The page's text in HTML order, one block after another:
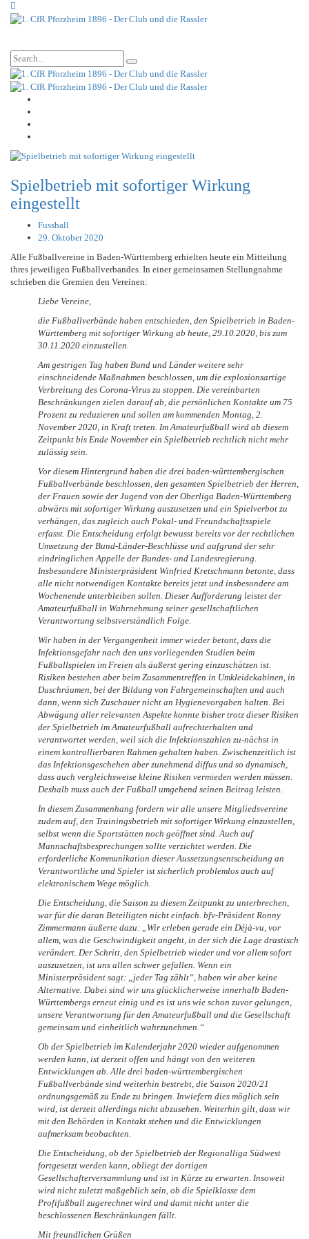
Spielbetrieb mit sofortiger Wirkung
eingestellt
Fussball
29. Oktober 2020
Alle Fußballvereine in Baden-Württemberg erhielten heute ein Mitteilung
ihres jeweiligen Fußballverbandes. In einer gemeinsamen Stellungnahme
schrieben die Gremien den Vereinen:
Liebe Vereine,
die Fußballverbände haben entschieden, den Spielbetrieb in Baden-
Württemberg mit sofortiger Wirkung ab heute, 29.10.2020, bis zum
30.11.2020 einzustellen.
Am gestrigen Tag haben Bund und Länder weitere sehr
einschneidende Maßnahmen beschlossen, um die explosionsartige
Verbreitung des Corona-Virus zu stoppen. Die vereinbarten
Beschränkungen zielen darauf ab, die persönlichen Kontakte um 75
Prozent zu reduzieren und sollen am kommenden Montag, 2.
November 2020, in Kraft treten. Im Amateurfußball wird ab diesem
Zeitpunkt bis Ende November ein Spielbetrieb rechtlich nicht mehr
zulässig sein.
Vor diesem Hintergrund haben die drei baden-württembergischen
Fußballverbände beschlossen, den gesamten Spielbetrieb der Herren,
der Frauen sowie der Jugend von der Oberliga Baden-Württemberg
abwärts mit sofortiger Wirkung auszusetzen und ein Spielverbot zu
verhängen, das zugleich auch Pokal- und Freundschaftsspiele
erfasst. Die Entscheidung erfolgt bewusst bereits vor der rechtlichen
Umsetzung der Bund-Länder-Beschlüsse und aufgrund der sehr
eindringlichen Appelle der Bundes- und Landesregierung.
Insbesondere Ministerpräsident Winfried Kretschmann betonte, dass
alle nicht notwendigen Kontakte bereits jetzt und insbesondere am
Wochenende unterbleiben sollen. Dieser Aufforderung leistet der
Amateurfußball in Wahrnehmung seiner gesellschaftlichen
Verantwortung selbstverständlich Folge.
Wir haben in der Vergangenheit immer wieder betont, dass die
Infektionsgefahr nach den uns vorliegenden Studien beim
Fußballspielen im Freien als äußerst gering einzuschätzen ist.
Risiken bestehen aber beim Zusammentreffen in Umkleidekabinen, in
Duschräumen, bei der Bildung von Fahrgemeinschaften und auch
dann, wenn sich Zuschauer nicht an Hygienevorgaben halten. Bei
Abwägung aller relevanten Aspekte konnte bisher trotz dieser Risiken
der Spielbetrieb im Amateurfußball aufrechterhalten und
verantwortet werden, weil sich die Infektionszahlen zu-nächst in
einem kontrollierbaren Rahmen gehalten haben. Zwischenzeitlich ist
das Infektionsgeschehen aber zunehmend diffus und so dynamisch,
dass auch vergleichsweise kleine Risiken vermieden werden müssen.
Deshalb muss auch der Fußball umgehend seinen Beitrag leisten.
In diesem Zusammenhang fordern wir alle unsere Mitgliedsvereine
zudem auf, den Trainingsbetrieb mit sofortiger Wirkung einzustellen,
selbst wenn die Sportstätten noch geöffnet sind. Auch auf
Mannschaftsbesprechungen sollte verzichtet werden. Die
erforderliche Kommunikation dieser Aussetzungsentscheidung an
Verantwortliche und Spieler ist sicherlich problemlos auch auf
elektronischem Wege möglich.
Die Entscheidung, die Saison zu diesem Zeitpunkt zu unterbrechen,
war für die daran Beteiligten nicht einfach. bfv-Präsident Ronny
Zimmermann äußerte dazu: „Wir erleben gerade ein Déjà-vu, vor
allem, was die Geschwindigkeit angeht, in der sich die Lage drastisch
verändert. Der Schritt, den Spielbetrieb wieder und vor allem sofort
auszusetzen, ist uns allen schwer gefallen. Wenn ein
Ministerpräsident sagt: „jeder Tag zählt“, haben wir aber keine
Alternative. Dabei sind wir uns glücklicherweise innerhalb Baden-
Württembergs erneut einig und es ist uns wie schon zuvor gelungen,
unsere Verantwortung für den Amateurfußball und die Gesellschaft
gemeinsam und einheitlich wahrzunehmen.“
Ob der Spielbetrieb im Kalenderjahr 2020 wieder aufgenommen
werden kann, ist derzeit offen und hängt von den weiteren
Entwicklungen ab. Alle drei baden-württembergischen
Fußballverbände sind weiterhin bestrebt, die Saison 2020/21
ordnungsgemäß zu Ende zu bringen. Inwiefern dies möglich sein
wird, ist derzeit allerdings nicht abzusehen. Weiterhin gilt, dass wir
mit den Behörden in Kontakt stehen und die Entwicklungen
aufmerksam beobachten.
Die Entscheidung, ob der Spielbetrieb der Regionalliga Südwest
fortgesetzt werden kann, obliegt der dortigen
Gesellschafterversammlung und ist in Kürze zu erwarten. Insoweit
wird nicht zuletzt maßgeblich sein, ob die Spielklasse dem
Profifußball zugerechnet wird und damit nicht unter die
beschlossenen Beschränkungen fällt.
Mit freundlichen Grüßen